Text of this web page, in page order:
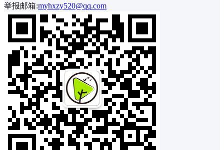
举报邮箱:myhxzy520@qq.com